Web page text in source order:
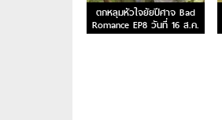
ตกหลุมหัวใจยัยปีศาจ Bad
Romance EP8 วันที่ 16 ส.ค.
59